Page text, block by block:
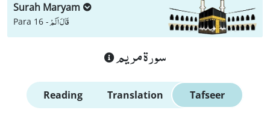
Surah Maryam
Para 16 -قَالَ اَلَمْ
سورة مريم
Reading Translation Tafseer